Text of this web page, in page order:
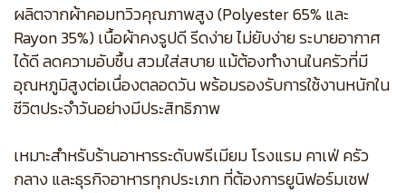
ผลิตจากผ้าคอมทวิวคุณภาพสูง (Polyester 65% และ
Rayon 35%) เนื้อผ้าคงรูปดี รีดง่าย ไม่ยับง่าย ระบายอากาศ
ได้ดี ลดความอับชื้น สวมใส่สบาย แม้ต้องทำงานในครัวที่มี
อุณหภูมิสูงต่อเนื่องตลอดวัน พร้อมรองรับการใช้งานหนักใน
ชีวิตประจำวันอย่างมีประสิทธิภาพ
เหมาะสำหรับร้านอาหารระดับพรีเมียม โรงแรม คาเฟ่ ครัว
กลาง และธุรกิจอาหารทุกประเภท ที่ต้องการยูนิฟอร์มเชฟ